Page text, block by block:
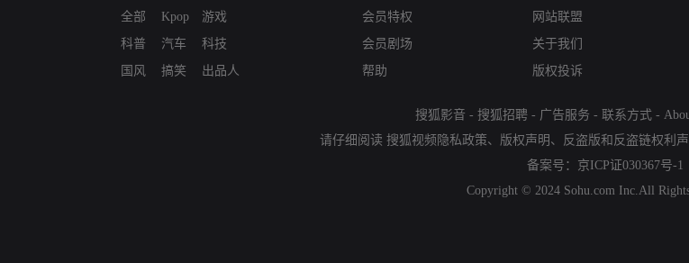
全部
科普
国风
Kpop
汽车
搞笑
游戏
科技
出品人
会员特权
会员剧场
帮助
网站联盟
关于我们
版权投诉
搜狐影音 - 搜狐招聘 - 广告服务 - 联系方式 -
请仔细阅读 搜狐视频隐私政策、 版权声明 、 反盗版和反盗链权利
备案号： 京ICP证030367号-1
Copyright © 2024 Sohu.com Inc.All